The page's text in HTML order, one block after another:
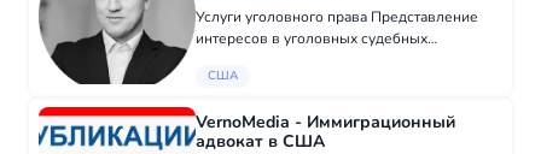
Услуги уголовного права Представление
интересов в уголовных судебных
полицейских расследований и допросов.
предварительно...
США
VernoMedia - Иммиграционный
адвокат в США